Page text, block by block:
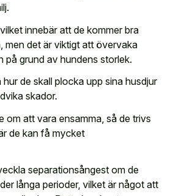
innebär att de kommer bra
men det är viktigt att övervaka
på grund av hundens storlek.
de skall plocka upp sina husdjur
skador.
om att vara ensamma, så de trivs
de kan få mycket
separationsångest om de
långa perioder, vilket är något att